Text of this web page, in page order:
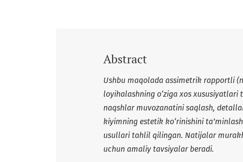
Abstract
Ushbu maqolada assimetrik rapportli
loyihalashning o‘ziga xos
naqshlar muvozanatini saqlash,
kiyimning estetik ko‘rinishini
usullari tahlil qilingan. Natijalar
uchun amaliy tavsiyalar beradi.